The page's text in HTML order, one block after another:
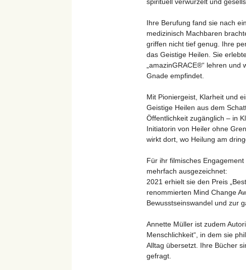
spirituell verwurzelt und
Ihre Berufung fand sie nach
medizinisch Machbaren
griffen nicht tief genug. Ihre
das Geistige Heilen. Sie
„amazinGRACE®“ lehren
Gnade empfindet.
Mit Pioniergeist, Klarheit und
Geistige Heilen aus dem
Öffentlichkeit zugänglich – in
Initiatorin von Heiler ohne
wirkt dort, wo Heilung am
Für ihr filmisches
mehrfach ausgezeichnet:
2021 erhielt sie den Preis
renommierten Mind Change
Bewusstseinswandel und zur
Annette Müller ist zudem
Menschlichkeit“, in dem sie
Alltag übersetzt. Ihre Bücher
gefragt.